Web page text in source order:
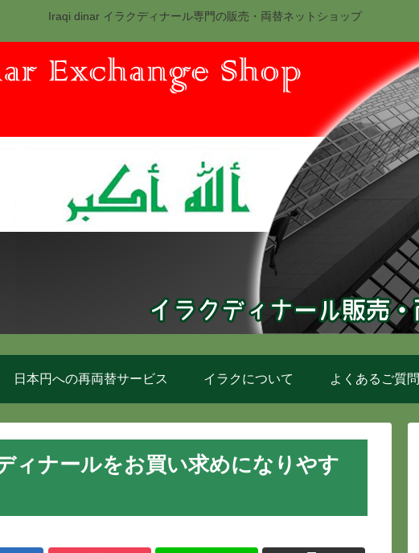
Iraqi dinar イラクディナール専門の販売・両替ネットショップ
日本円への再両替サービス イラクについて よくあるご質問
ィナールをお買い求めになりやす